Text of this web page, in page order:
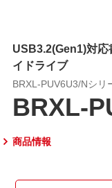
USB3.2(Gen1)対
イドライブ
BRXL-PUV6U3/Nシリ
BRXL-
商品情報